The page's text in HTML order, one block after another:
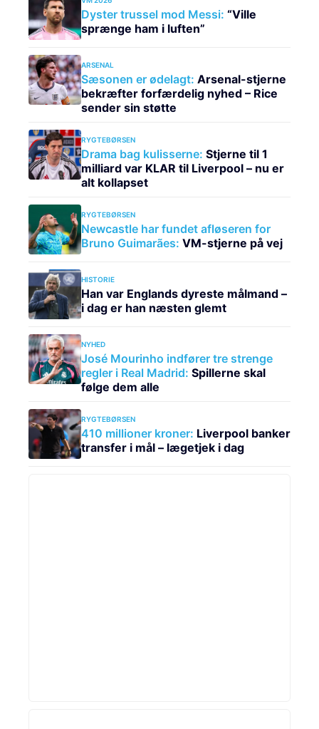
Dyster trussel mod Messi: “Ville
sprænge ham i luften”
ARSENAL
Sæsonen er ødelagt: Arsenal-stjerne
bekræfter forfærdelig nyhed – Rice
sender sin støtte
RYGTEBØRSEN
Drama bag kulisserne: Stjerne til 1
milliard var KLAR til Liverpool – nu er
alt kollapset
RYGTEBØRSEN
Newcastle har fundet afløseren for
Bruno Guimarães: VM-stjerne på vej
HISTORIE
Han var Englands dyreste målmand –
i dag er han næsten glemt
NYHED
José Mourinho indfører tre strenge
regler i Real Madrid: Spillerne skal
følge dem alle
RYGTEBØRSEN
410 millioner kroner: Liverpool banker
transfer i mål – lægetjek i dag